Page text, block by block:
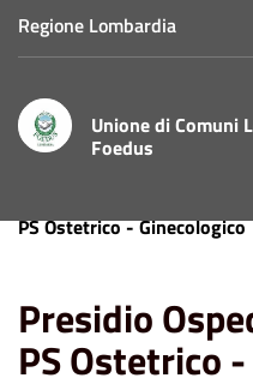
Regione Lombardia
Unione di Comuni
Foedus
PS Ostetrico - Ginecologico
Presidio
PS Ostetrico